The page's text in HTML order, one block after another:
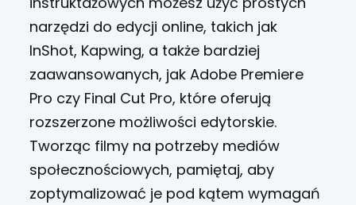
narzędzi do edycji online, takich jak
InShot, Kapwing, a także bardziej
zaawansowanych, jak Adobe Premiere
Pro czy Final Cut Pro, które oferują
rozszerzone możliwości edytorskie.
Tworząc filmy na potrzeby mediów
społecznościowych, pamiętaj, aby
zoptymalizować je pod kątem wymagań